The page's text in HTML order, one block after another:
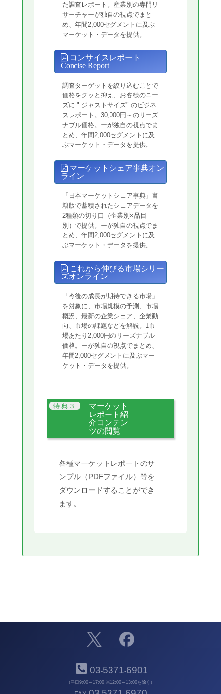
た調査レポート。産業別の専門リ
サーチャーが独自の視点でまと
め、年間2,000セグメントに及ぶ
マーケット・データを提供。
コンサイスレポート
Concise Report
調査ターゲットを絞り込むことで
価格をグッと抑え、お客様のニー
ズに " ジャストサイズ" のビジネ
スレポート。30,000円～のリーズ
ナブル価格。ーが独自の視点でま
とめ、年間2,000セグメントに及
ぶマーケット・データを提供。
マーケットシェア事典オン
ライン
「日本マーケットシェア事典」書
籍版で蓄積されたシェアデータを
2種類の切り口（企業別×品目
別）で提供。ーが独自の視点でま
とめ、年間2,000セグメントに及
ぶマーケット・データを提供。
これから伸びる市場シリー
ズオンライン
「今後の成長が期待できる市場」
を対象に、市場規模の予測、市場
概況、最新の企業シェア、企業動
向、市場の課題などを解説。1市
場あたり2,000円のリーズナブル
価格。ーが独自の視点でまとめ、
年間2,000セグメントに及ぶマー
ケット・データを提供。
マーケット
レポート紹
介コンテン
ツの閲覧
各種マーケットレポートのサ
ンプル（PDFファイル）等を
ダウンロードすることができ
ます。
03-5371-6901
（平日9:00～17:00 ※12:00～13:00を除く）